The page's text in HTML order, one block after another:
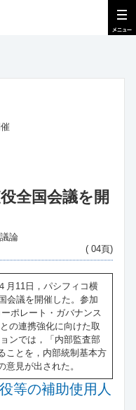
全国会議を開
論
( 04頁)
月11日，パシフィコ横
会議を開催した。参加
ポレート・ガバナンス
の連携強化に向けた取
ンでは，「内部監査部
ことを，内部統制基本方
見が出された。
等の補助使用人